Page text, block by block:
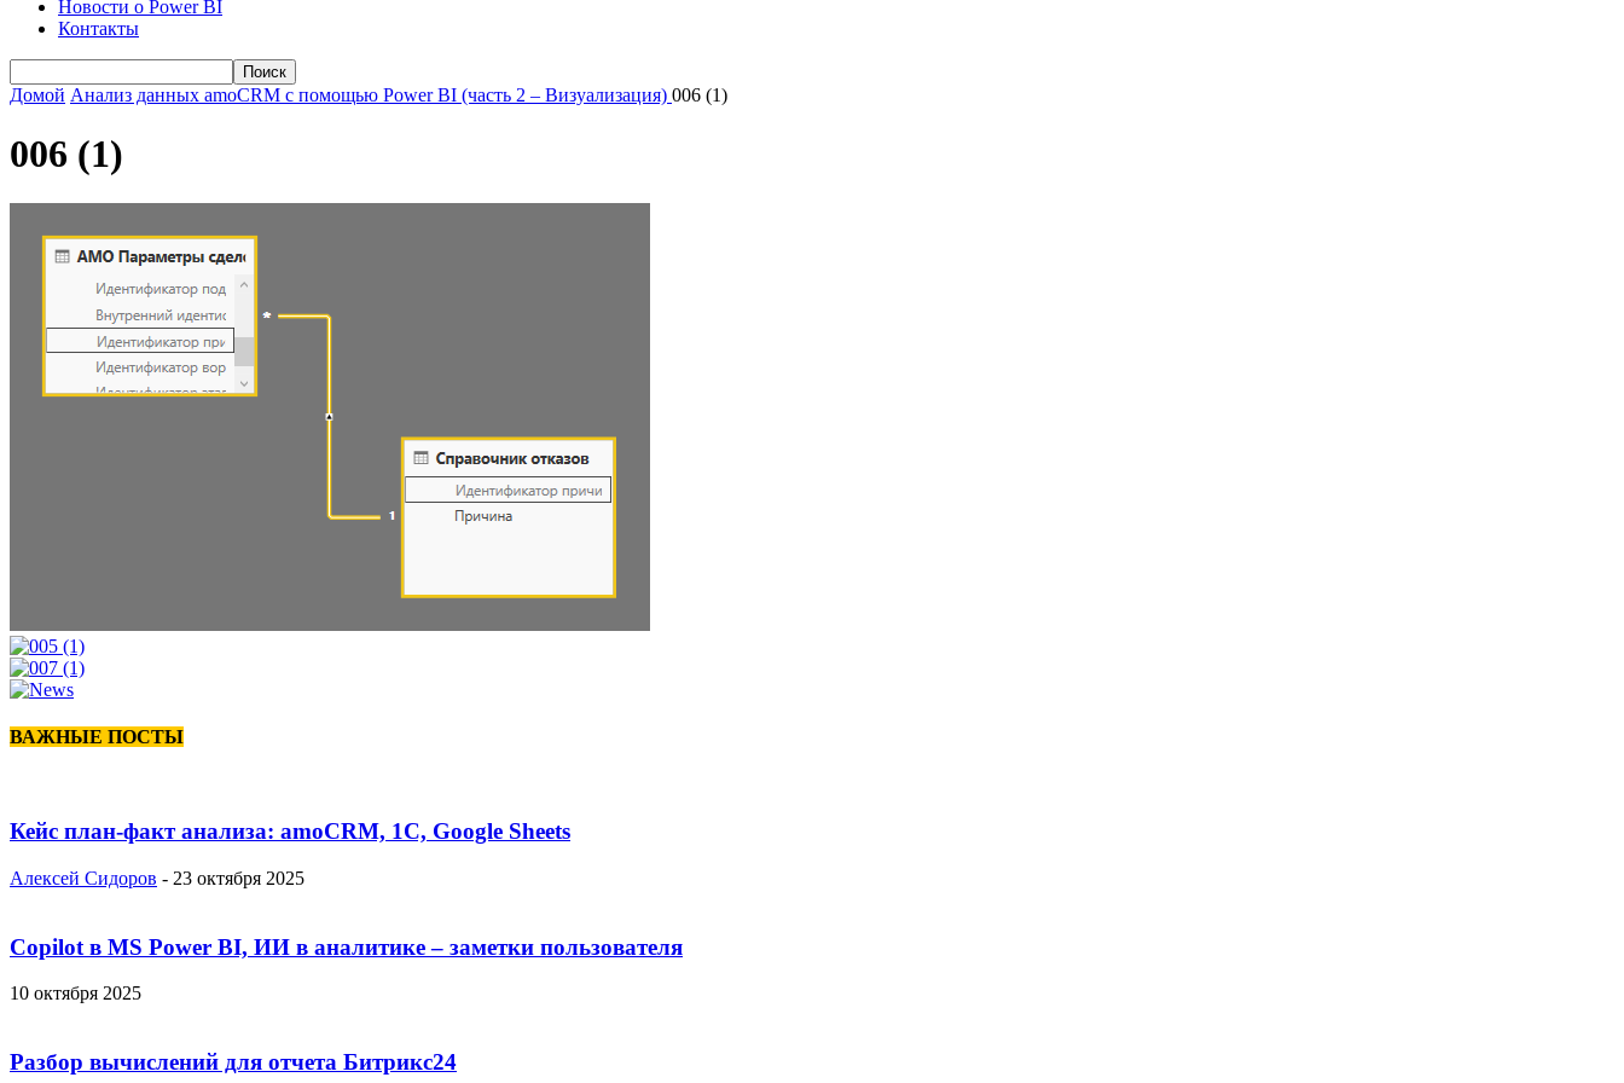
Новости о Power BI
Контакты
Домой Анализ данных amoCRM с помощью Power BI (часть 2 – Визуализация) 006 (1)
006 (1)
ВАЖНЫЕ ПОСТЫ
Кейс план-факт анализа: amoCRM, 1C, Google Sheets
Алексей Сидоров - 23 октября 2025
Copilot в MS Power BI, ИИ в аналитике – заметки пользователя
10 октября 2025
Разбор вычислений для отчета Битрикс24